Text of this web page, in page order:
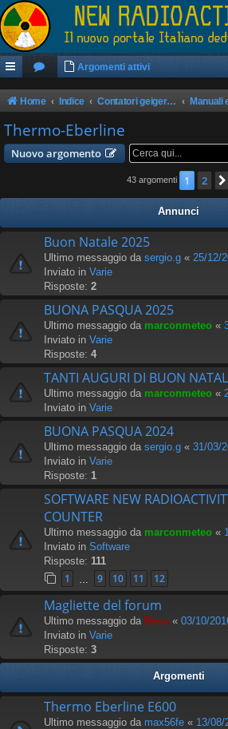
Argomenti attivi
Home Indice Contatori geiger/rilevatori di radioattività
Thermo-Eberline
Nuovo argomento
43 argomenti 1 2
Annunci
Buon Natale 2025
Ultimo messaggio da sergio.g « 25/12/
Inviato in Varie
Risposte: 2
BUONA PASQUA 2025
Ultimo messaggio da marconmeteo «
Inviato in Varie
Risposte: 4
TANTI AUGURI DI BUON
Ultimo messaggio da marconmeteo «
Inviato in Varie
BUONA PASQUA 2024
Ultimo messaggio da sergio.g « 31/03/
Inviato in Varie
Risposte: 1
SOFTWARE NEW
COUNTER
Ultimo messaggio da marconmeteo «
Inviato in Software
Risposte: 111
1 9 10 11 12
Magliette del forum
Ultimo messaggio da Boss « 03/10/
Inviato in Varie
Risposte: 3
Argomenti
Thermo Eberline E600
Ultimo messaggio da max56fe « 13/08/